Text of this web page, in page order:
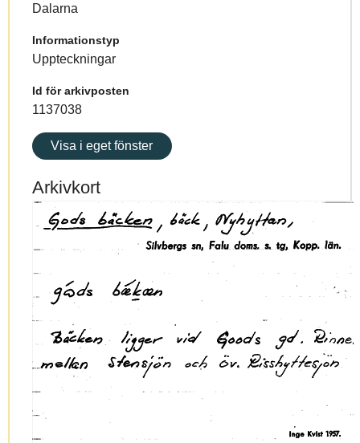
Dalarna
Informationstyp
Uppteckningar
Id för arkivposten
1137038
Visa i eget fönster
Arkivkort